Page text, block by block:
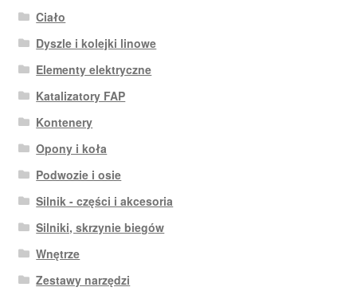
Ciało
Dyszle i kolejki linowe
Elementy elektryczne
Katalizatory FAP
Kontenery
Opony i koła
Podwozie i osie
Silnik - części i akcesoria
Silniki, skrzynie biegów
Wnętrze
Zestawy narzędzi